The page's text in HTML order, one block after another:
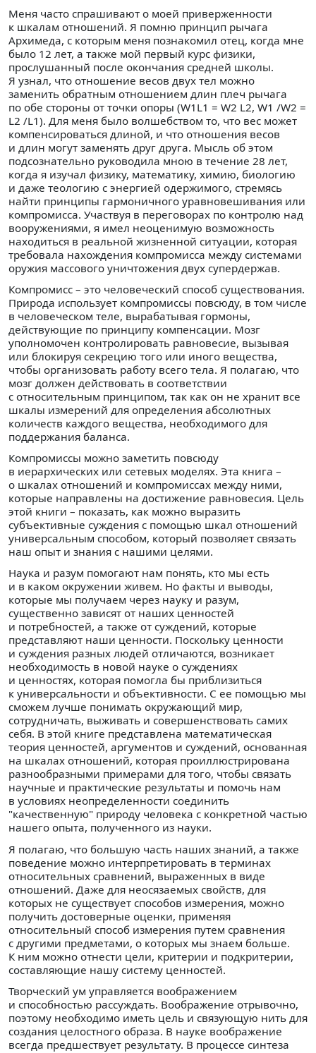
Меня часто спрашивают о моей приверженности
к шкалам отношений. Я помню принцип рычага
Архимеда, с которым меня познакомил отец, когда мне
было 12 лет, а также мой первый курс физики,
прослушанный после окончания средней школы.
Я узнал, что отношение весов двух тел можно
заменить обратным отношением длин плеч рычага
по обе стороны от точки опоры (W1L1 = W2 L2, W1 /W2 =
L2 /L1). Для меня было волшебством то, что вес может
компенсироваться длиной, и что отношения весов
и длин могут заменять друг друга. Мысль об этом
подсознательно руководила мною в течение 28 лет,
когда я изучал физику, математику, химию, биологию
и даже теологию с энергией одержимого, стремясь
найти принципы гармоничного уравновешивания или
компромисса. Участвуя в переговорах по контролю над
вооружениями, я имел неоценимую возможность
находиться в реальной жизненной ситуации, которая
требовала нахождения компромисса между системами
оружия массового уничтожения двух супердержав.
Компромисс – это человеческий способ существования.
Природа использует компромиссы повсюду, в том числе
в человеческом теле, вырабатывая гормоны,
действующие по принципу компенсации. Мозг
уполномочен контролировать равновесие, вызывая
или блокируя секрецию того или иного вещества,
чтобы организовать работу всего тела. Я полагаю, что
мозг должен действовать в соответствии
с относительным принципом, так как он не хранит все
шкалы измерений для определения абсолютных
количеств каждого вещества, необходимого для
поддержания баланса.
Компромиссы можно заметить повсюду
в иерархических или сетевых моделях. Эта книга –
о шкалах отношений и компромиссах между ними,
которые направлены на достижение равновесия. Цель
этой книги – показать, как можно выразить
субъективные суждения с помощью шкал отношений
универсальным способом, который позволяет связать
наш опыт и знания с нашими целями.
Наука и разум помогают нам понять, кто мы есть
и в каком окружении живем. Но факты и выводы,
которые мы получаем через науку и разум,
существенно зависят от наших ценностей
и потребностей, а также от суждений, которые
представляют наши ценности. Поскольку ценности
и суждения разных людей отличаются, возникает
необходимость в новой науке о суждениях
и ценностях, которая помогла бы приблизиться
к универсальности и объективности. С ее помощью мы
сможем лучше понимать окружающий мир,
сотрудничать, выживать и совершенствовать самих
себя. В этой книге представлена математическая
теория ценностей, аргументов и суждений, основанная
на шкалах отношений, которая проиллюстрирована
разнообразными примерами для того, чтобы связать
научные и практические результаты и помочь нам
в условиях неопределенности соединить
"качественную" природу человека с конкретной частью
нашего опыта, полученного из науки.
Я полагаю, что большую часть наших знаний, а также
поведение можно интерпретировать в терминах
относительных сравнений, выраженных в виде
отношений. Даже для неосязаемых свойств, для
которых не существует способов измерения, можно
получить достоверные оценки, применяя
относительный способ измерения путем сравнения
с другими предметами, о которых мы знаем больше.
К ним можно отнести цели, критерии и подкритерии,
составляющие нашу систему ценностей.
Творческий ум управляется воображением
и способностью рассуждать. Воображение отрывочно,
поэтому необходимо иметь цель и связующую нить для
создания целостного образа. В науке воображение
всегда предшествует результату. В процессе синтеза